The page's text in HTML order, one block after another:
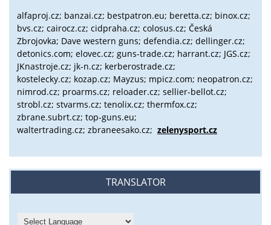
alfaproj.cz; banzai.cz; bestpatron.eu; beretta.cz; binox.cz;
bvs.cz; cairocz.cz; cidpraha.cz; colosus.cz; Česká
Zbrojovka; Dave western guns; defendia.cz; dellinger.cz;
detonics.com; elovec.cz; guns-trade.cz; harrant.cz; JGS.cz;
JKnastroje.cz; jk-n.cz; kerberostrade.cz;
kostelecky.cz; kozap.cz; Mayzus; mpicz.com; neopatron.cz;
nimrod.cz; proarms.cz; reloader.cz; sellier-bellot.cz;
strobl.cz; stvarms.cz; tenolix.cz; thermfox.cz;
zbrane.subrt.cz; top-guns.eu;
waltertrading.cz; zbraneesako.cz; zelenysport.cz
TRANSLATOR